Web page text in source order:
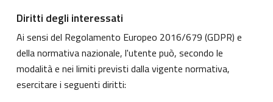
Diritti degli interessati
Ai sensi del Regolamento Europeo 2016/679 (GDPR) e
della normativa nazionale, l'utente può, secondo le
modalità e nei limiti previsti dalla vigente normativa,
esercitare i seguenti diritti: